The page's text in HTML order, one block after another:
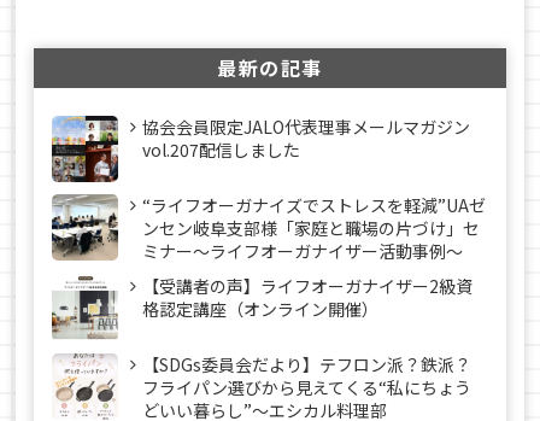
最新の記事
協会会員限定JALO代表理事メールマガジン
vol.207配信しました
“ライフオーガナイズでストレスを軽減”UAゼ
ンセン岐阜支部様「家庭と職場の片づけ」セ
ミナー～ライフオーガナイザー活動事例〜
【受講者の声】ライフオーガナイザー2級資
格認定講座（オンライン開催）
【SDGs委員会だより】テフロン派？鉄派？
フライパン選びから見えてくる“私にちょう
どいい暮らし”～エシカル料理部